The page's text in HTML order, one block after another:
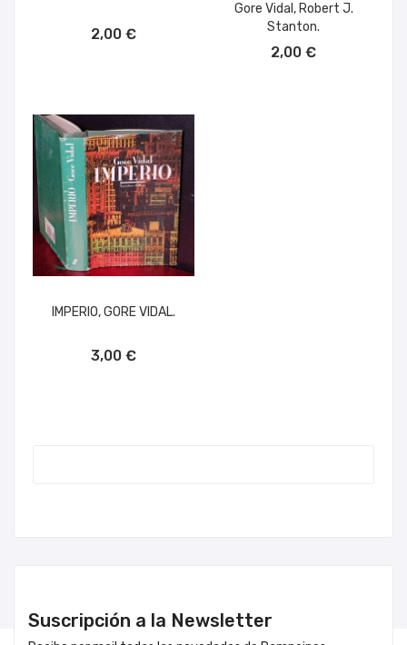
2,00 €
Gore Vidal, Robert J.
Stanton.
2,00 €
IMPERIO, GORE VIDAL.
3,00 €
Suscripción a la Newsletter